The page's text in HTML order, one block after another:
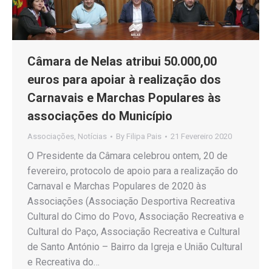
Câmara de Nelas atribui 50.000,00
euros para apoiar à realização dos
Carnavais e Marchas Populares às
associações do Município
Associações, Notícias By Filipa Pais 21 Fevereiro 2020
O Presidente da Câmara celebrou ontem, 20 de
fevereiro, protocolo de apoio para a realização do
Carnaval e Marchas Populares de 2020 às
Associações (Associação Desportiva Recreativa
Cultural do Cimo do Povo, Associação Recreativa e
Cultural do Paço, Associação Recreativa e Cultural
de Santo António – Bairro da Igreja e União Cultural
e Recreativa do…